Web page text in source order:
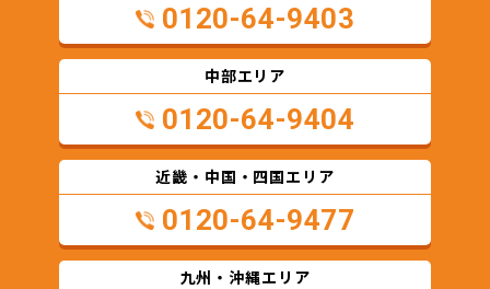
0120-64-9403
中部エリア
0120-64-9404
近畿・中国・四国エリア
0120-64-9477
九州・沖縄エリア